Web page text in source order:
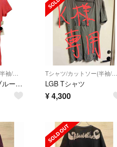
Tシャツ/カットソー(半袖/袖なし)
L.G.B.(ルグランブルー) メンズ トップス Tシャツ・カットソー
Tシャツ/カットソー(半袖/袖なし)
LGB Tシャツ
¥4,300